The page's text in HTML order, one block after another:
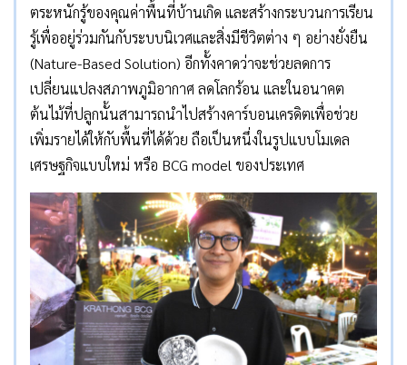
ตระหนักรู้ของคุณค่าพื้นที่บ้านเกิด และสร้างกระบวนการเรียน
รู้เพื่ออยู่ร่วมกันกับระบบนิเวศและสิ่งมีชีวิตต่าง ๆ อย่างยั่งยืน
(Nature-Based Solution) อีกทั้งคาดว่าจะช่วยลดการ
เปลี่ยนแปลงสภาพภูมิอากาศ ลดโลกร้อน และในอนาคต
ต้นไม้ที่ปลูกนั้นสามารถนำไปสร้างคาร์บอนเครดิตเพื่อช่วย
เพิ่มรายได้ให้กับพื้นที่ได้ด้วย ถือเป็นหนึ่งในรูปแบบโมเดล
เศรษฐกิจแบบใหม่ หรือ BCG model ของประเทศ